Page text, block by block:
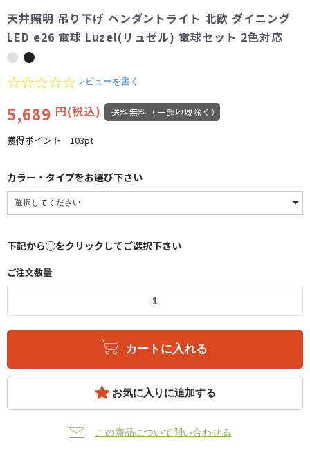
天井照明 吊り下げ ペンダントライト 北欧 ダイニング
LED e26 電球 Luzel(リュゼル) 電球セット 2色対応
0.0
rating
レビューを書く
5,689 円(税込) 送料無料（一部地域除く）
獲得ポイント 103pt
カラー・タイプをお選び下さい
下記から◯をクリックしてご選択下さい
ご注文数量
カートに入れる
お気に入りに追加する
この商品について問い合わせる